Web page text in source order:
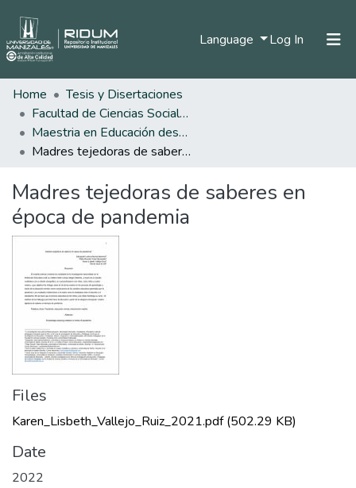
Language Log In (current)
Statistics
Home
Tesis y Disertaciones
Facultad de Ciencias Sociales y Humanas
Maestria en Educación desde la Diversidad
Madres tejedoras de saberes en época de pandemia
Madres tejedoras de saberes en
época de pandemia
Files
Karen_Lisbeth_Vallejo_Ruiz_2021.pdf(502.29 KB)
Date
2022